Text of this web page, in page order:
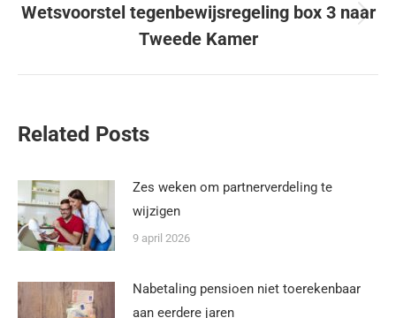
Wetsvoorstel tegenbewijsregeling box 3 naar
Tweede Kamer
Related Posts
Zes weken om partnerverdeling te
wijzigen
9 april 2026
Nabetaling pensioen niet toerekenbaar
aan eerdere jaren